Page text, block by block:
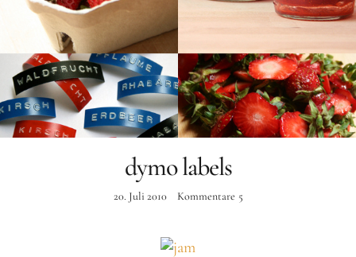
Instagram
dymo labels
20. Juli 2010 Kommentare 5